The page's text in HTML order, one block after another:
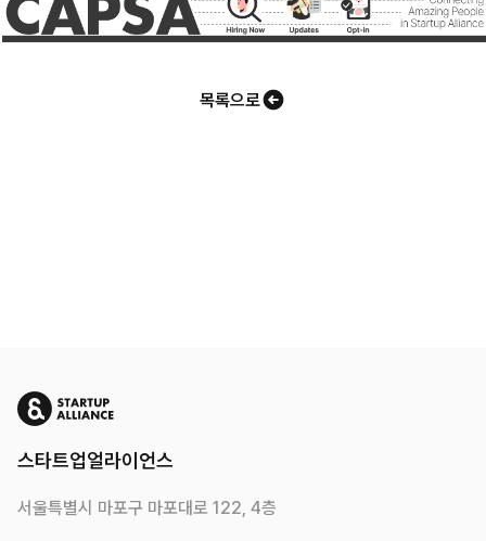
목록으로
스타트업얼라이언스
서울특별시 마포구 마포대로 122, 4층